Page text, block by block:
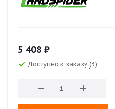
5 408 ₽
Доступно к заказу (3)